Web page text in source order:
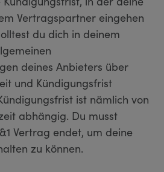
Vertragspartner eingehen
du dich in deinem
deines Anbieters über
und Kündigungsfrist
ist nämlich von
abhängig. Du musst
Vertrag endet, um deine
zu können.